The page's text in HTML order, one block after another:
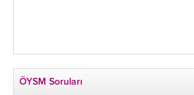
ÖYSM Soruları